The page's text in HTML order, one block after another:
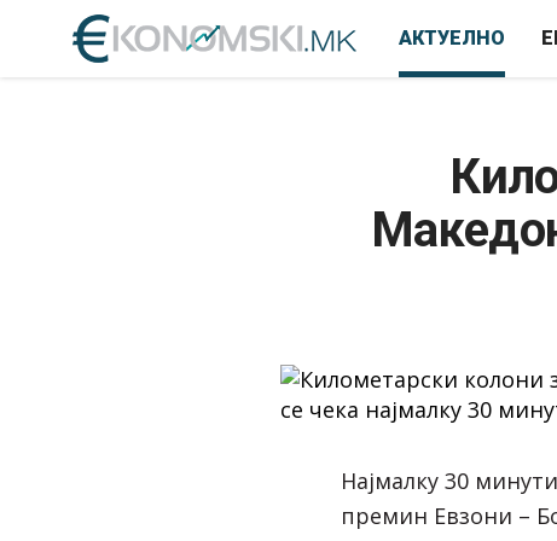
АКТУЕЛНО
Најмалку 30
премин Евзони –